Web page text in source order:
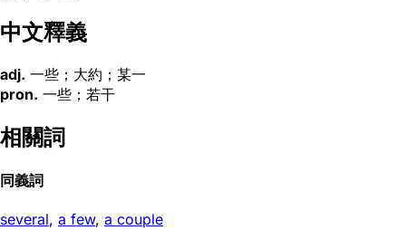
中文釋義
adj. 一些；大約；某一
pron. 一些；若干
相關詞
同義詞
several, a few, a couple